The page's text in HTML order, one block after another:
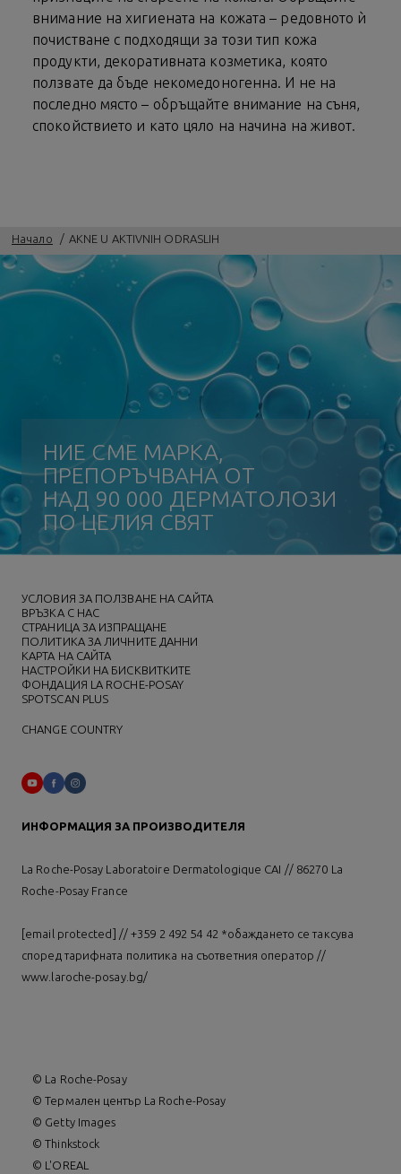
внимание на хигиената на кожата – редовното ѝ
почистване с подходящи за този тип кожа
продукти, декоративната козметика, която
ползвате да бъде некомедоногенна. И не на
последно място – обръщайте внимание на съня,
спокойствието и като цяло на начина на живот.
Начало AKNE U AKTIVNIH ODRASLIH
НИЕ СМЕ МАРКА,
ПРЕПОРЪЧВАНА ОТ
НАД 90 000 ДЕРМАТОЛОЗИ
ПО ЦЕЛИЯ СВЯТ
УСЛОВИЯ ЗА ПОЛЗВАНЕ НА САЙТА
ВРЪЗКА С НАС
СТРАНИЦА ЗА ИЗПРАЩАНЕ
ПОЛИТИКА ЗА ЛИЧНИТЕ ДАННИ
КАРТА НА САЙТА
НАСТРОЙКИ НА БИСКВИТКИТЕ
ФОНДАЦИЯ LA ROCHE-POSAY
SPOTSCAN PLUS
CHANGE COUNTRY
ИНФОРМАЦИЯ ЗА ПРОИЗВОДИТЕЛЯ
La Roche-Posay Laboratoire Dermatologique CAI // 86270 La
Roche-Posay France
[email protected] // +359 2 492 54 42 *обаждането се таксува
според тарифната политика на съответния оператор //
www.laroche-posay.bg/
© La Roche-Posay
© Термален център La Roche-Posay
© Getty Images
© Thinkstock
© L'OREAL